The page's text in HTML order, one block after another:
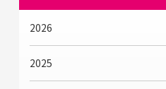
2026
2025